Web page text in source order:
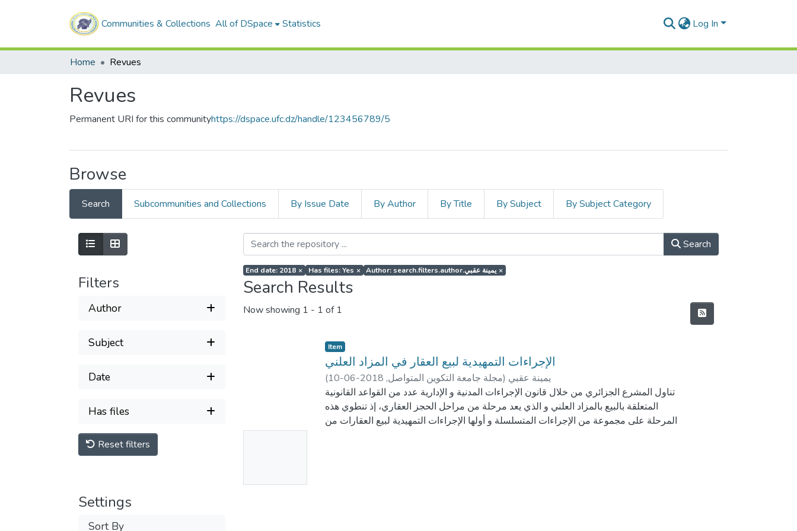
Communities & Collections All of DSpace Statistics Log In
Home Revues
Revues
Permanent URI for this communityhttps://dspace.ufc.dz/handle/123456789/5
Browse
Search Subcommunities and Collections By Issue Date By Author By Title By Subject By Subject Category
Filters
Author
Subject
Date
Has files
Reset filters
Settings
Sort By
Search
End date: 2018 × Has files: Yes × Author: search.filters.author.يمينة عقبي ×
Search Results
Now showing 1 - 1 of 1
Item
الإجراءات التمهيدية لبيع العقار في المزاد العلني
( مجلة جامعة التكوين المتواصل,
2018-06-10 ) يمينة عقبي
تناول المشرع الجزائري من خلال قانون الإجراءات المدنية و الإدارية عدد من القواعد القانونية
المتعلقة بالبيع بالمزاد العلني و الذي يعد مرحلة من مراحل الحجز العقاري، إذ تنطوي هذه
المرحلة على مجموعة من الإجراءات المتسلسلة و أولها الإجراءات التمهيدية لبيع العقارات من